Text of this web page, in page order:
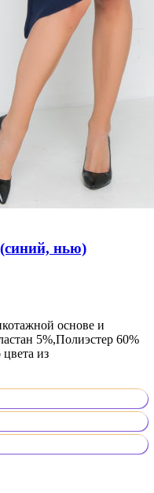
нью)
основе и
5%,Полиэстер 60%
из